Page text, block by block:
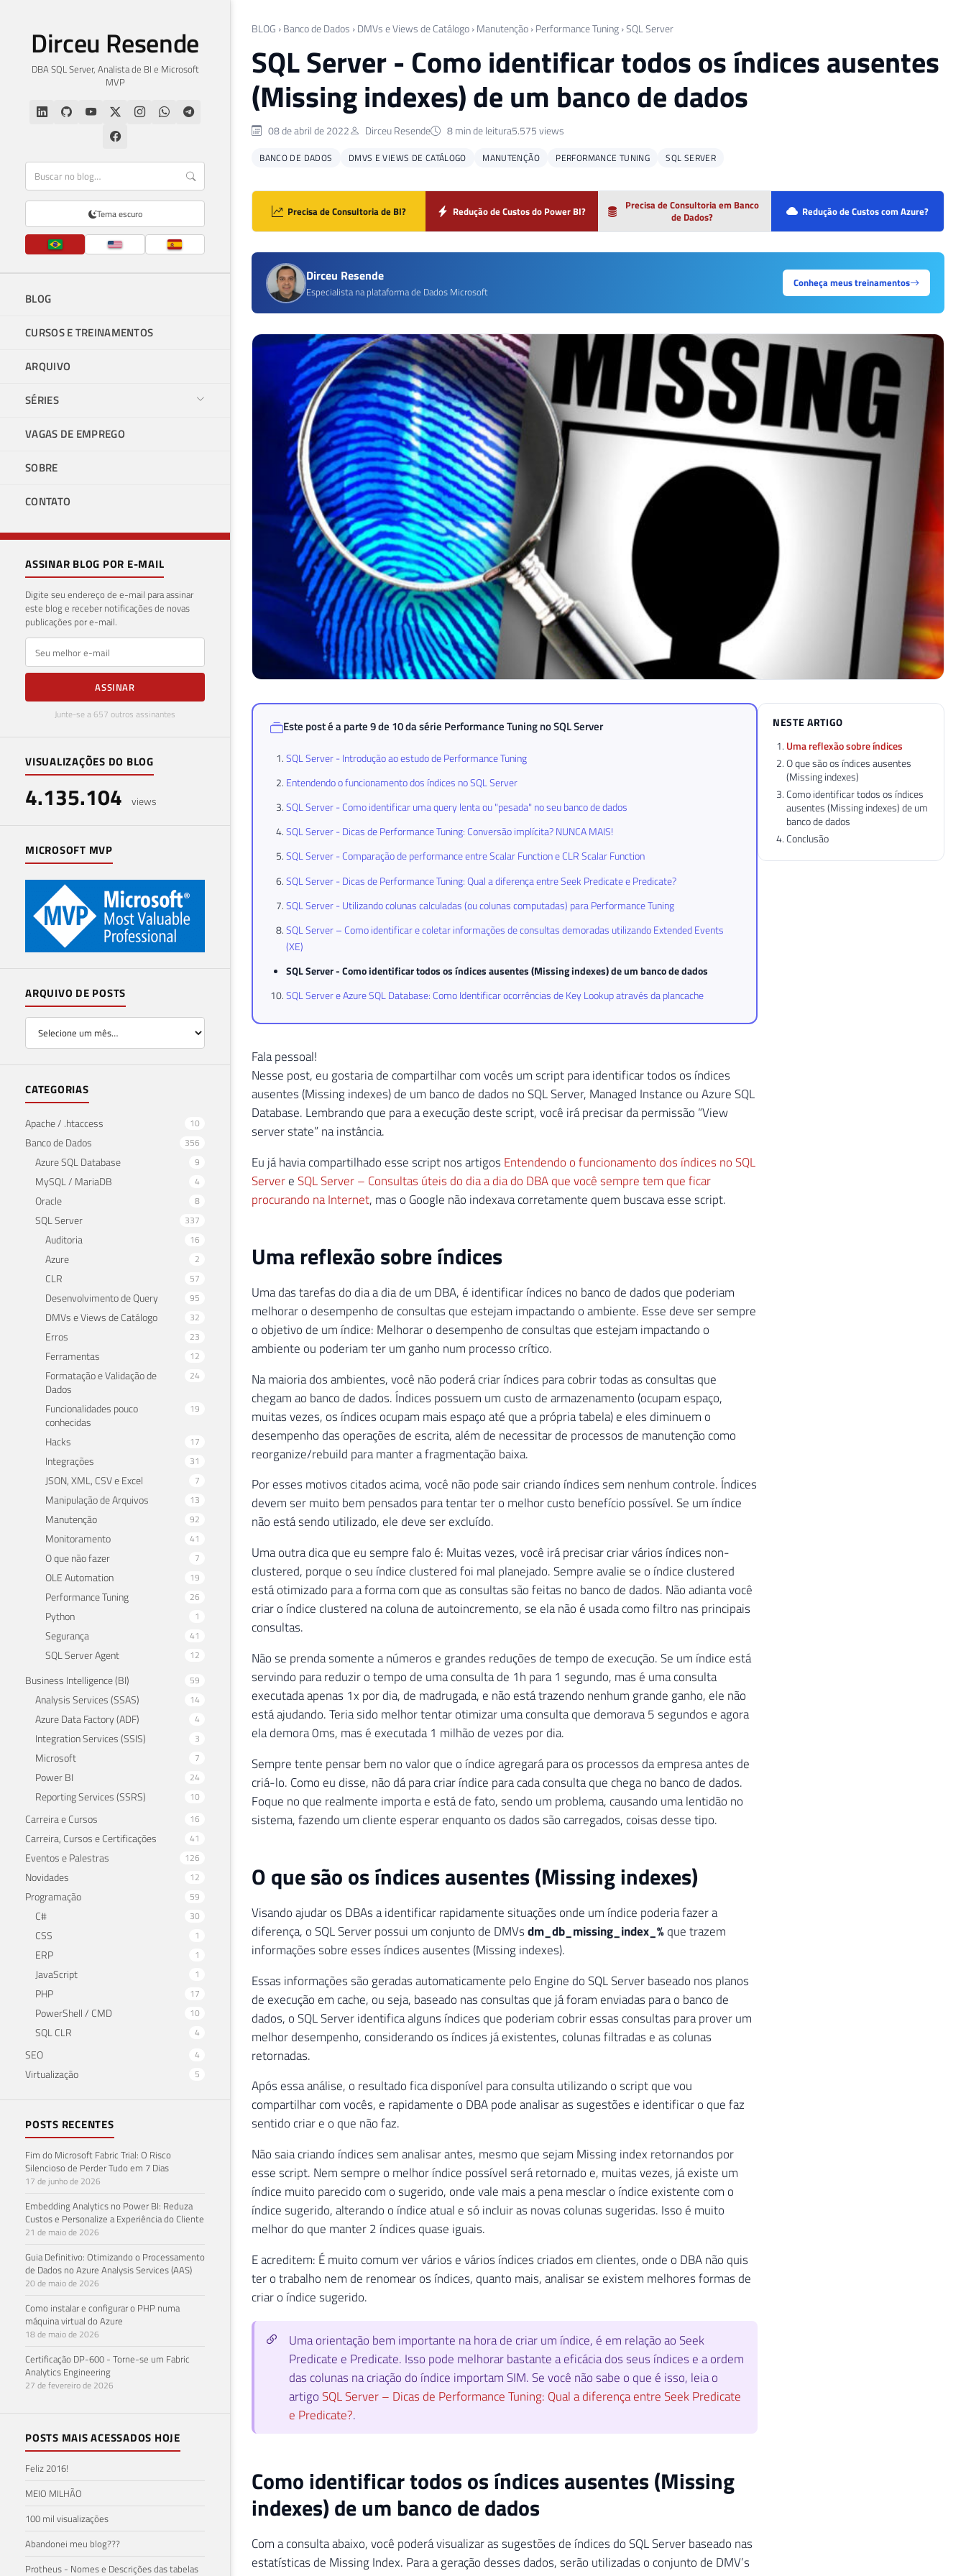
Dirceu Resende
DBA SQL Server, Analista de BI e Microsoft
MVP
Tema escuro
BLOG
CURSOS E TREINAMENTOS
ARQUIVO
SÉRIES
VAGAS DE EMPREGO
SOBRE
CONTATO
ASSINAR BLOG POR E-MAIL
Digite seu endereço de e-mail para assinar
este blog e receber notificações de novas
publicações por e-mail.
E-mail
ASSINAR
Junte-se a 657 outros assinantes
VISUALIZAÇÕES DO BLOG
4.135.104 views
MICROSOFT MVP
ARQUIVO DE POSTS
CATEGORIAS
Apache / .htaccess 10
Banco de Dados 356
Azure SQL Database 9
MySQL / MariaDB 4
Oracle 8
SQL Server 337
Auditoria 16
Azure 2
CLR 57
Desenvolvimento de Query 95
DMVs e Views de Catálogo 32
Erros 23
Ferramentas 12
Formatação e Validação de
Dados
24
Funcionalidades pouco
conhecidas
19
Hacks 17
Integrações 31
JSON, XML, CSV e Excel 7
Manipulação de Arquivos 13
Manutenção 92
Monitoramento 41
O que não fazer 7
OLE Automation 19
Performance Tuning 26
Python 1
Segurança 41
SQL Server Agent 12
Business Intelligence (BI) 59
Analysis Services (SSAS) 14
Azure Data Factory (ADF) 4
Integration Services (SSIS) 3
Microsoft 7
Power BI 24
Reporting Services (SSRS) 10
Carreira e Cursos 16
Carreira, Cursos e Certificações 41
Eventos e Palestras 126
Novidades 12
Programação 59
C# 30
CSS 1
ERP 1
JavaScript 1
PHP 17
PowerShell / CMD 10
SQL CLR 4
SEO 4
Virtualização 5
POSTS RECENTES
Fim do Microsoft Fabric Trial: O Risco
Silencioso de Perder Tudo em 7 Dias
17 de junho de 2026
Embedding Analytics no Power BI: Reduza
Custos e Personalize a Experiência do Cliente
21 de maio de 2026
Guia Definitivo: Otimizando o Processamento
de Dados no Azure Analysis Services (AAS)
20 de maio de 2026
Como instalar e configurar o PHP numa
máquina virtual do Azure
18 de maio de 2026
Certificação DP-600 - Torne-se um Fabric
Analytics Engineering
27 de fevereiro de 2026
POSTS MAIS ACESSADOS HOJE
Feliz 2016!
MEIO MILHÃO
100 mil visualizações
Abandonei meu blog???
Protheus - Nomes e Descrições das tabelas
BLOG › Banco de Dados › DMVs e Views de Catálogo › Manutenção › Performance Tuning ›SQL Server
SQL Server - Como identificar todos os índices ausentes
(Missing indexes) de um banco de dados
08 de abril de 2022 Dirceu Resende 8 min de leitura5.575 views
BANCO DE DADOS DMVS E VIEWS DE CATÁLOGO MANUTENÇÃO PERFORMANCE TUNING SQL SERVER
Precisa de Consultoria de BI? Redução de Custos do Power BI?
Precisa de Consultoria em Banco
de Dados?
Redução de Custos com Azure?
Dirceu Resende
Especialista na plataforma de Dados Microsoft
Conheça meus treinamentos
Este post é a parte 9 de 10 da série Performance Tuning no SQL Server
SQL Server - Introdução ao estudo de Performance Tuning
Entendendo o funcionamento dos índices no SQL Server
SQL Server - Como identificar uma query lenta ou "pesada" no seu banco de dados
SQL Server - Dicas de Performance Tuning: Conversão implícita? NUNCA MAIS!
SQL Server - Comparação de performance entre Scalar Function e CLR Scalar Function
SQL Server - Dicas de Performance Tuning: Qual a diferença entre Seek Predicate e Predicate?
SQL Server - Utilizando colunas calculadas (ou colunas computadas) para Performance Tuning
SQL Server – Como identificar e coletar informações de consultas demoradas utilizando Extended Events
(XE)
SQL Server - Como identificar todos os índices ausentes (Missing indexes) de um banco de dados
SQL Server e Azure SQL Database: Como Identificar ocorrências de Key Lookup através da plancache
Fala pessoal!
Nesse post, eu gostaria de compartilhar com vocês um script para identificar todos os índices
ausentes (Missing indexes) de um banco de dados no SQL Server, Managed Instance ou Azure SQL
Database. Lembrando que para a execução deste script, você irá precisar da permissão “View
server state” na instância.
Eu já havia compartilhado esse script nos artigos Entendendo o funcionamento dos índices no SQL
ServereSQL Server – Consultas úteis do dia a dia do DBA que você sempre tem que ficar
procurando na Internet, mas o Google não indexava corretamente quem buscava esse script.
Uma reflexão sobre índices
Uma das tarefas do dia a dia de um DBA, é identificar índices no banco de dados que poderiam
melhorar o desempenho de consultas que estejam impactando o ambiente. Esse deve ser sempre
o objetivo de um índice: Melhorar o desempenho de consultas que estejam impactando o
ambiente ou poderiam ter um ganho num processo crítico.
Na maioria dos ambientes, você não poderá criar índices para cobrir todas as consultas que
chegam ao banco de dados. Índices possuem um custo de armazenamento (ocupam espaço,
muitas vezes, os índices ocupam mais espaço até que a própria tabela) e eles diminuem o
desempenho das operações de escrita, além de necessitar de processos de manutenção como
reorganize/rebuild para manter a fragmentação baixa.
Por esses motivos citados acima, você não pode sair criando índices sem nenhum controle. Índices
devem ser muito bem pensados para tentar ter o melhor custo benefício possível. Se um índice
não está sendo utilizado, ele deve ser excluído.
Uma outra dica que eu sempre falo é: Muitas vezes, você irá precisar criar vários índices non-
clustered, porque o seu índice clustered foi mal planejado. Sempre avalie se o índice clustered
está otimizado para a forma com que as consultas são feitas no banco de dados. Não adianta você
criar o índice clustered na coluna de autoincremento, se ela não é usada como filtro nas principais
consultas.
Não se prenda somente a números e grandes reduções de tempo de execução. Se um índice está
servindo para reduzir o tempo de uma consulta de 1h para 1 segundo, mas é uma consulta
executada apenas 1x por dia, de madrugada, e não está trazendo nenhum grande ganho, ele não
está ajudando. Teria sido melhor tentar otimizar uma consulta que demorava 5 segundos e agora
ela demora 0ms, mas é executada 1 milhão de vezes por dia.
Sempre tente pensar bem no valor que o índice agregará para os processos da empresa antes de
criá-lo. Como eu disse, não dá para criar índice para cada consulta que chega no banco de dados.
Foque no que realmente importa e está de fato, sendo um problema, causando uma lentidão no
sistema, fazendo um cliente esperar enquanto os dados são carregados, coisas desse tipo.
O que são os índices ausentes (Missing indexes)
Visando ajudar os DBAs a identificar rapidamente situações onde um índice poderia fazer a
diferença, o SQL Server possui um conjunto de DMVsdm_db_missing_index_%que trazem
informações sobre esses índices ausentes (Missing indexes).
Essas informações são geradas automaticamente pelo Engine do SQL Server baseado nos planos
de execução em cache, ou seja, baseado nas consultas que já foram enviadas para o banco de
dados, o SQL Server identifica alguns índices que poderiam cobrir essas consultas para prover um
melhor desempenho, considerando os índices já existentes, colunas filtradas e as colunas
retornadas.
Após essa análise, o resultado fica disponível para consulta utilizando o script que vou
compartilhar com vocês, e rapidamente o DBA pode analisar as sugestões e identificar o que faz
sentido criar e o que não faz.
Não saia criando índices sem analisar antes, mesmo que sejam Missing index retornandos por
esse script. Nem sempre o melhor índice possível será retornado e, muitas vezes, já existe um
índice muito parecido com o sugerido, onde vale mais a pena mesclar o índice existente com o
índice sugerido, alterando o índice atual e só incluir as novas colunas sugeridas. Isso é muito
melhor do que manter 2 índices quase iguais.
E acreditem: É muito comum ver vários e vários índices criados em clientes, onde o DBA não quis
ter o trabalho nem de renomear os índices, quanto mais, analisar se existem melhores formas de
criar o índice sugerido.
Uma orientação bem importante na hora de criar um índice, é em relação ao Seek
Predicate e Predicate. Isso pode melhorar bastante a eficácia dos seus índices e a ordem
das colunas na criação do índice importam SIM. Se você não sabe o que é isso, leia o
artigoSQL Server – Dicas de Performance Tuning: Qual a diferença entre Seek Predicate
e Predicate?.
Como identificar todos os índices ausentes (Missing
indexes) de um banco de dados
Com a consulta abaixo, você poderá visualizar as sugestões de índices do SQL Server baseado nas
estatísticas de Missing Index. Para a geração desses dados, serão utilizadas o conjunto de DMV’s
NESTE ARTIGO
Uma reflexão sobre índices
O que são os índices ausentes
(Missing indexes)
Como identificar todos os índices
ausentes (Missing indexes) de um
banco de dados
Conclusão